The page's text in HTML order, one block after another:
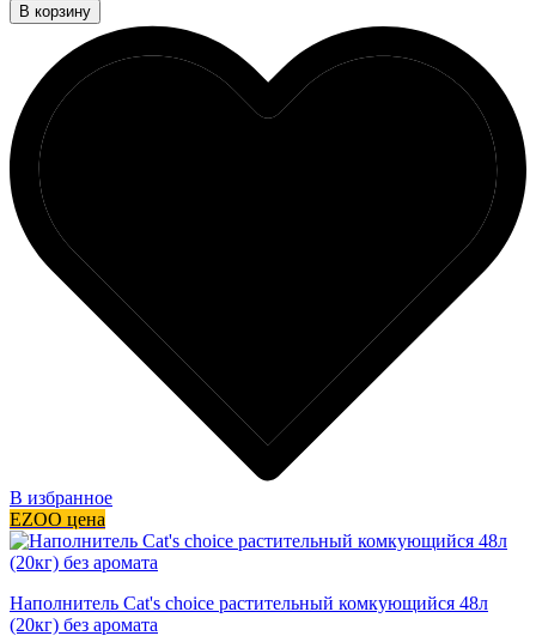
В корзину
В избранное
EZOO цена
Наполнитель Cat's choice растительный комкующийся 48л
(20кг) без аромата